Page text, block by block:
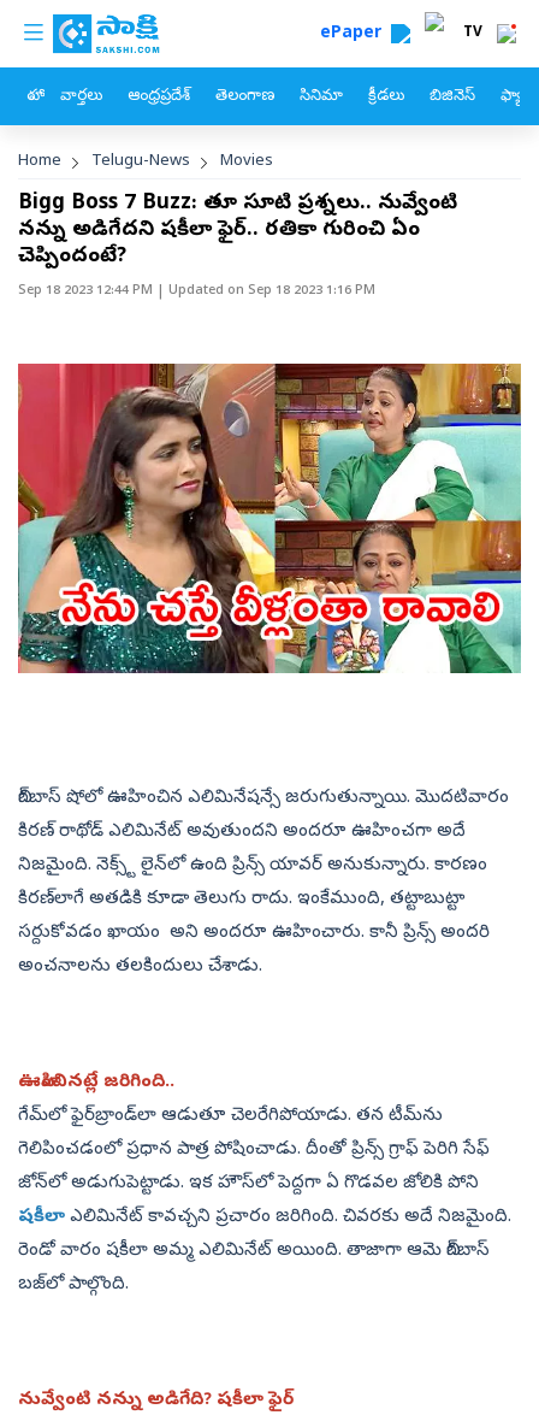
Skip to main content
custom menu ePaper TV
హోం వార్తలు ఆంధ్రప్రదేశ్ తెలంగాణ సినిమా క్రీడలు బిజినెస్
Breadcrumb
Home Telugu-News Movies
Bigg Boss 7 Buzz: గీతూ సూటి ప్రశ్నలు.. నువ్వేంటి
నన్ను అడిగేదని షకీలా ఫైర్‌.. రతికా గురించి ఏం
చెప్పిందంటే?
Sep 18 2023 12:44 PM | Updated on Sep 18 2023 1:16 PM
బిగ్‌బాస్‌ షోలో ఊహించిన ఎలిమినేషన్సే జరుగుతున్నాయి. మొదటివారం
కిరణ్‌ రాథోడ్‌ ఎలిమినేట్‌ అవుతుందని అందరూ ఊహించగా అదే
నిజమైంది. నెక్స్ట్‌ లైన్‌లో ఉంది ప్రిన్స్‌ యావర్‌ అనుకున్నారు. కారణం
కిరణ్‌లాగే అతడికి కూడా తెలుగు రాదు. ఇంకేముంది, తట్టాబుట్టా
సర్దుకోవడం ఖాయం అని అందరూ ఊహించారు. కానీ ప్రిన్స్‌ అందరి
అంచనాలను తలకిందులు చేశాడు.
ఊహించినట్లే జరిగింది..
గేమ్‌లో ఫైర్‌బ్రాండ్‌లా ఆడుతూ చెలరేగిపోయాడు. తన టీమ్‌ను
గెలిపించడంలో ప్రధాన పాత్ర పోషించాడు. దీంతో ప్రిన్స్‌ గ్రాఫ్‌ పెరిగి సేఫ్‌
జోన్‌లో అడుగుపెట్టాడు. ఇక హౌస్‌లో పెద్దగా ఏ గొడవల జోలికి పోని
షకీలా ఎలిమినేట్‌ కావచ్చని ప్రచారం జరిగింది. చివరకు అదే నిజమైంది.
రెండో వారం షకీలా అమ్మ ఎలిమినేట్‌ అయింది. తాజాగా ఆమె బిగ్‌బాస్‌
బజ్‌లో పాల్గొంది.
నువ్వేంటి నన్ను అడిగేది? షకీలా ఫైర్‌